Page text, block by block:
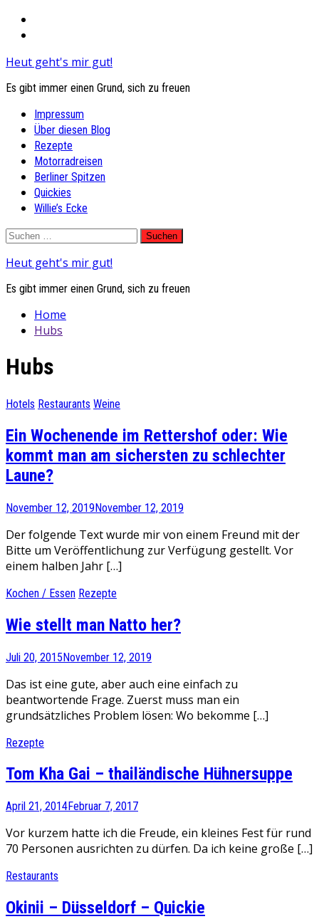
Heut geht's mir gut!
Es gibt immer einen Grund, sich zu freuen
Primary
Menu
Impressum
Über diesen Blog
Rezepte
Motorradreisen
Berliner Spitzen
Quickies
Willie’s Ecke
Skip
content
Suchen
Heut geht's mir gut!
Es gibt immer einen Grund, sich zu freuen
Home
Hubs
Hubs
Hotels Restaurants Weine
Ein Wochenende im Rettershof oder: Wie
kommt man am sichersten zu schlechter
Laune?
November 12, 2019November 12, 2019
Der folgende Text wurde mir von einem Freund mit der
Bitte um Veröffentlichung zur Verfügung gestellt. Vor
einem halben Jahr […]
Kochen / Essen Rezepte
Wie stellt man Natto her?
Juli 20, 2015November 12, 2019
Das ist eine gute, aber auch eine einfach zu
beantwortende Frage. Zuerst muss man ein
grundsätzliches Problem lösen: Wo bekomme […]
Rezepte
Tom Kha Gai – thailändische Hühnersuppe
April 21, 2014Februar 7, 2017
Vor kurzem hatte ich die Freude, ein kleines Fest für rund
70 Personen ausrichten zu dürfen. Da ich keine große […]
Restaurants
Okinii – Düsseldorf – Quickie